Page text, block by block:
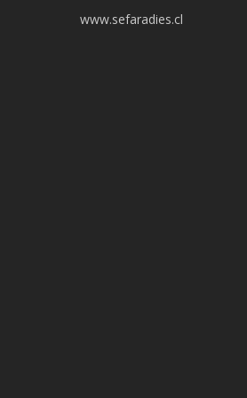
www.sefaradies.cl